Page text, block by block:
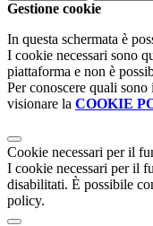
Gestione cookie
In questa schermata è
I cookie necessari sono
piattaforma e non è
Per conoscere quali
visionare la COOKIE
Cookie necessari per il
I cookie necessari per il
disabilitati. È possibile
policy.